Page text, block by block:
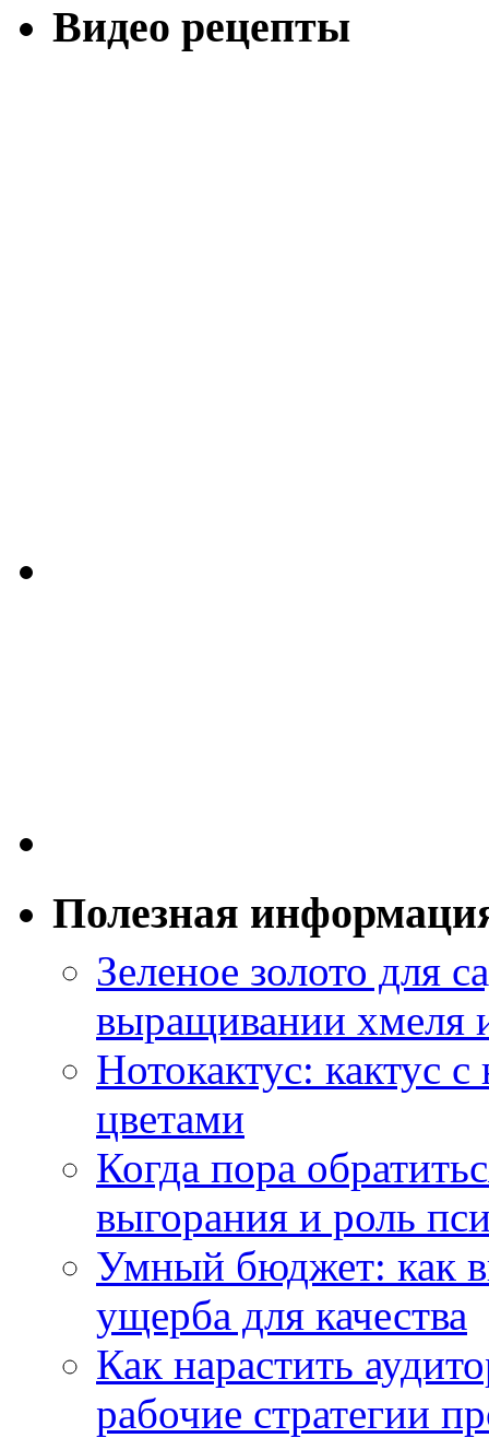
Видео рецепты
Полезная
Зеленое золото для
выращивании хмеля
Нотокактус: кактус
цветами
Когда пора
выгорания и роль
Умный бюджет: как
ущерба для качества
Как нарастить
рабочие стратегии